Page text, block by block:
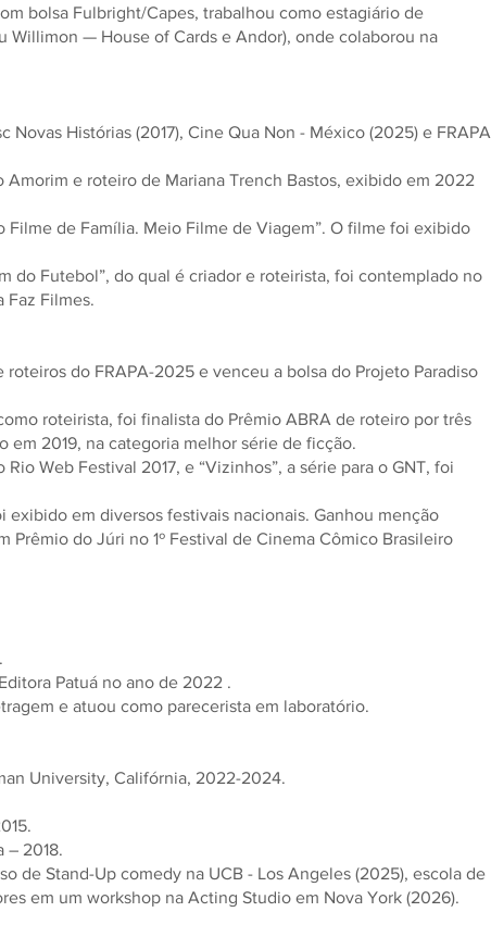
bolsa Fulbright/Capes, trabalhou como estagiário de
Willimon — House of Cards e Andor), onde colaborou na
Histórias (2017), Cine Qua Non - México (2025) e FRAPA
e roteiro de Mariana Trench Bastos, exibido em 2022
de Família. Meio Filme de Viagem”. O filme foi exibido
do Futebol”, do qual é criador e roteirista, foi contemplado no
Faz Filmes.
do FRAPA-2025 e venceu a bolsa do Projeto Paradiso
roteirista, foi finalista do Prêmio ABRA de roteiro por três
em 2019, na categoria melhor série de ficção.
Web Festival 2017, e “Vizinhos”, a série para o GNT, foi
em diversos festivais nacionais. Ganhou menção
Prêmio do Júri no 1º Festival de Cinema Cômico Brasileiro
Patuá no ano de 2022 .
e atuou como parecerista em laboratório.
University, Califórnia, 2022-2024.
– 2018.
de Stand-Up comedy na UCB - Los Angeles (2025), escola de
em um workshop na Acting Studio em Nova York (2026).